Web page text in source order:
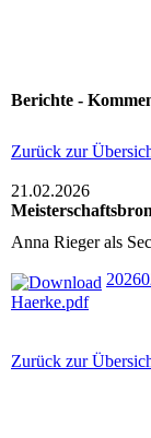
Berichte -
Zurück zur
21.02.2026
Anna Rieger als
Haerke.pdf
Zurück zur